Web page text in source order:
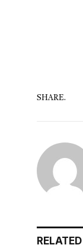
SHARE.
RELATED